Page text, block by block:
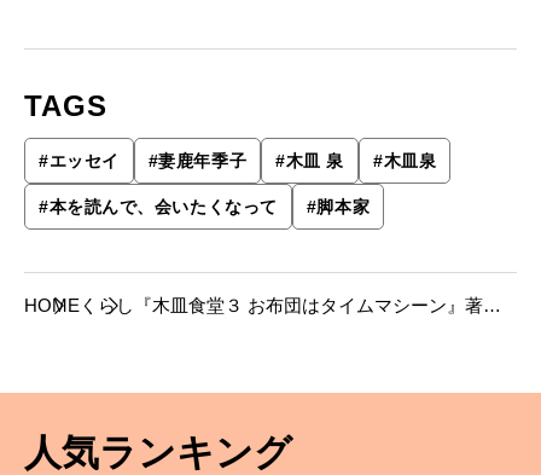
TAGS
#エッセイ #妻鹿年季子 #木皿 泉 #木皿泉
#本を読んで、会いたくなって #脚本家
HOME くらし
『木皿食堂３ お布団はタイムマシーン』著
人気ランキング